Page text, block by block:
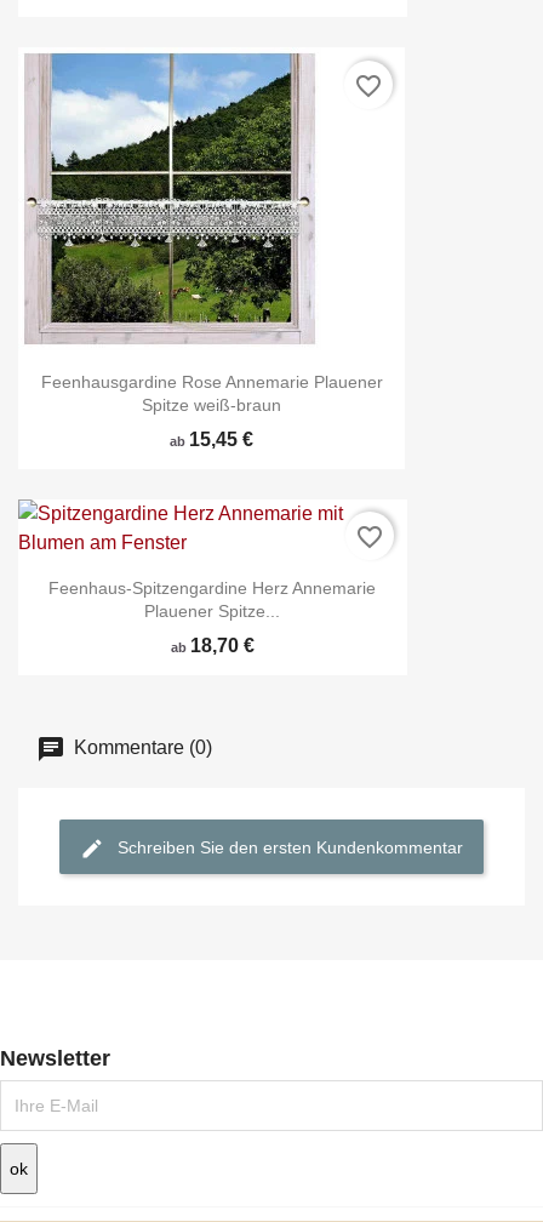
Feenhausgardine Rose Annemarie Plauener
Spitze weiß-braun
ab 15,45 €
favorite_border
Feenhaus-Spitzengardine Herz Annemarie
Plauener Spitze...
ab 18,70 €
favorite_border
Kommentare (0)
Schreiben Sie den ersten Kundenkommentar
Newsletter